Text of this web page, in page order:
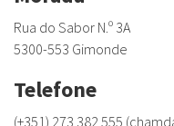
Rua do Sabor N.º 3A
5300-553 Gimonde
Telefone
(+351) 273 382 555